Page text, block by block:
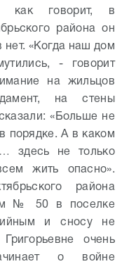
как говорит, в
района он
нет. «Когда наш дом
- говорит
на жильцов
на стены
«Больше не
порядке. А в каком
здесь не только
жить опасно».
района
№ 50 в поселке
и сносу не
очень
о войне